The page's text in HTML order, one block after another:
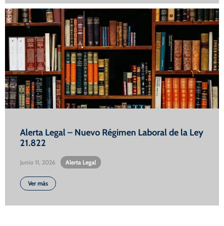
Alerta Legal – Nuevo Régimen Laboral de la Ley
21.822
Junio 11, 2026 Alerta Legal
Ver más